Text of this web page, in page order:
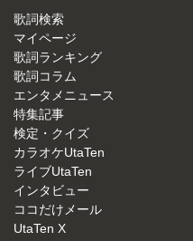
歌詞検索
マイページ
歌詞ランキング
歌詞コラム
エンタメニュース
特集記事
検定・クイズ
カラオケUtaTen
ライブUtaTen
インタビュー
ココだけメール
UtaTen X